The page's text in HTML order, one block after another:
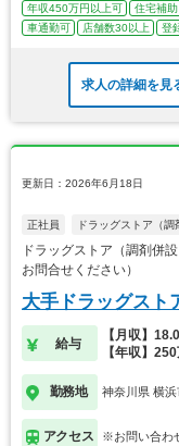
年収450万円以上可 住宅補
車通勤可
店舗数30以上 登
求人の詳細を見
更新日：2026年6月18日
正社員 ドラッグストア（調
ドラッグストア（調剤併
お問合せください）
大手ドラッグスト
給与
【月収】
【年収】
勤務地 神奈川県 横浜
アクセス ※お問い合わ